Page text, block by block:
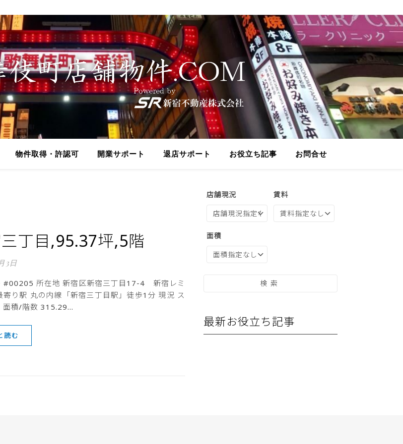
物件取得・許認可 開業サポート 退店サポート お役立ち記事 お問合せ
丁目,95.37坪,5階
3日
寄り駅 丸の内線「新宿三丁目駅」徒歩1分 現況 ス
面積/階数 315.29…
読む
店舗現況 賃料
面積
最新お役立ち記事